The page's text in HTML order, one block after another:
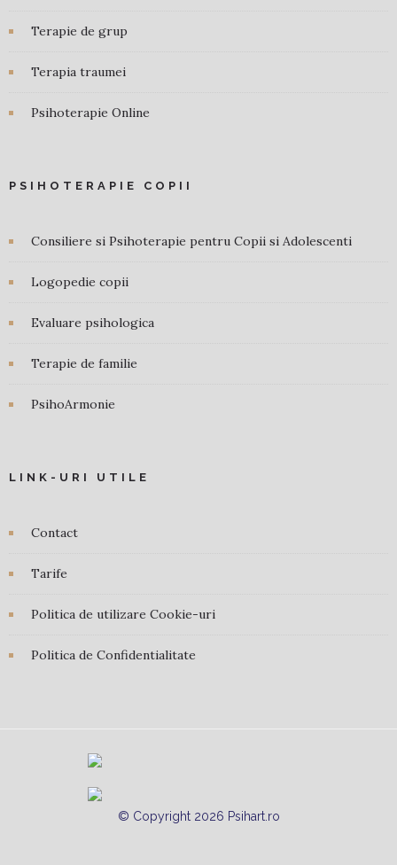
Terapie de grup
Terapia traumei
Psihoterapie Online
PSIHOTERAPIE COPII
Consiliere si Psihoterapie pentru Copii si Adolescenti
Logopedie copii
Evaluare psihologica
Terapie de familie
PsihoArmonie
LINK-URI UTILE
Contact
Tarife
Politica de utilizare Cookie-uri
Politica de Confidentialitate
© Copyright 2026 Psihart.ro